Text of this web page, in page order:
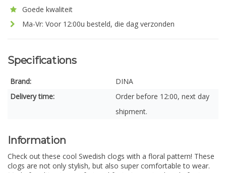
Goede kwaliteit
Ma-Vr: Voor 12:00u besteld, die dag verzonden
Specifications
Brand:
DINA
Delivery time:
Order before 12:00, next day
shipment.
Information
Check out these cool Swedish clogs with a floral pattern! These
clogs are not only stylish, but also super comfortable to wear.